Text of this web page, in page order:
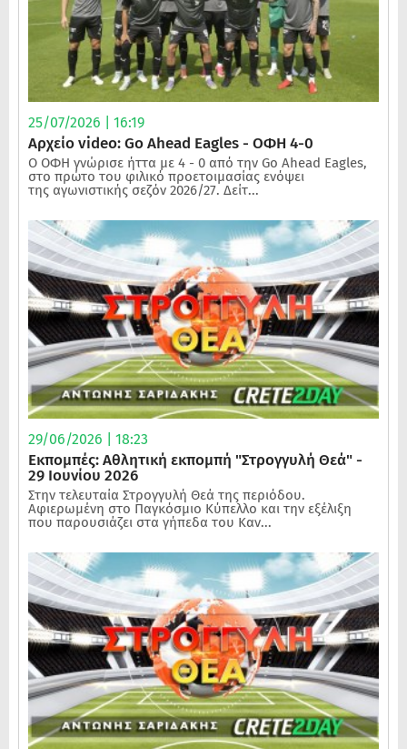
25/07/2026 | 16:19
Αρχείο video: Go Ahead Eagles - ΟΦΗ 4-0
Ο ΟΦΗ γνώρισε ήττα με 4 - 0 από την Go Ahead Eagles,
στο πρώτο του φιλικό προετοιμασίας ενόψει
της αγωνιστικής σεζόν 2026/27. Δείτ...
29/06/2026 | 18:23
Εκπομπές: Αθλητική εκπομπή "Στρογγυλή Θεά" -
29 Ιουνίου 2026
Στην τελευταία Στρογγυλή Θεά της περιόδου.
Αφιερωμένη στο Παγκόσμιο Κύπελλο και την εξέλιξη
που παρουσιάζει στα γήπεδα του Καν...